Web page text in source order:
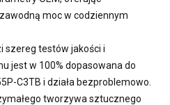
moc w codziennym
szereg testów jakości i
jest w 100% dopasowana do
C3TB i działa bezproblemowo.
tworzywa sztucznego